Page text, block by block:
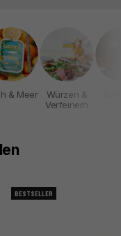
& Meer
Würzen &
Verfeinern
BESTSELLER